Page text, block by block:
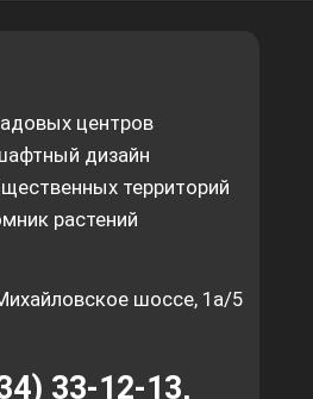
центров
дизайн
территорий
растений
шоссе, 1а/5
33-12-13,